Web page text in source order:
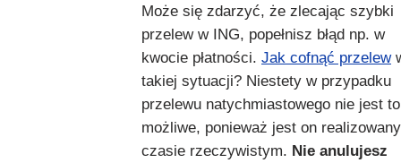
Może się zdarzyć, że zlecając szybki
przelew w ING, popełnisz błąd np. w
kwocie płatności. Jak cofnąć przelew
takiej sytuacji? Niestety w przypadku
przelewu natychmiastowego nie jest to
możliwe, ponieważ jest on
czasie rzeczywistym. Nie anulujesz